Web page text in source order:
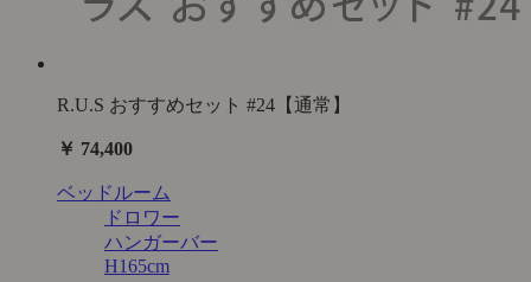
R.U.S おすすめセット #24【通常】
￥ 74,400
ベッドルーム
ドロワー
ハンガーバー
H165cm